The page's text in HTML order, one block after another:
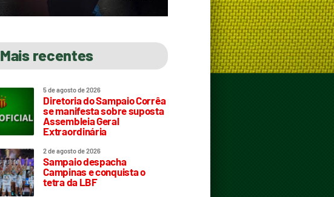
Mais recentes
5 de agosto de 2026
Diretoria do Sampaio Corrêa
se manifesta sobre suposta
Assembleia Geral
Extraordinária
2 de agosto de 2026
Sampaio despacha
Campinas e conquista o
tetra da LBF